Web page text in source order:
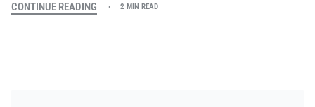
CONTINUE READING 2 MIN READ